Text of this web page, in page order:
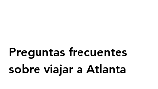
Preguntas frecuentes
sobre viajar a Atlanta